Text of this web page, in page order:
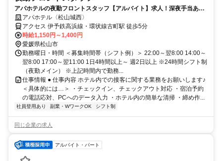
アパホテルの夜勤フロントスタッフ【アルバイト】求人！深夜手当あり
の夜勤帯でしっかり稼げる
アパホテル〈松山城西〉
アクセス 伊予鉄高浜線・環状線古町駅 徒歩5分
時給1,150円～1,400円
愛媛県松山市
勤務曜日・時間 ＜募集時間帯（シフト例）＞ 22:00～翌8:00 14:00～
翌8:00 17:00～翌11:00 1日4時間以上～ 週2日以上 ※24時間シフト制
（夜勤メイン） ※上記時間内で勤務...
仕事情報 ● 仕事内容 ホテル内での接客に関する業務をお願いします♪
＜具体的には…＞ ・チェックイン、チェックアウト対応 ・宿泊予約
の電話応対、PCへのデータ入力 ・ホテル内の簡単な清掃 ・締め作...
社員登用あり 副業・WワークOK シフト制
同じ企業の求人
アルバイト・パート